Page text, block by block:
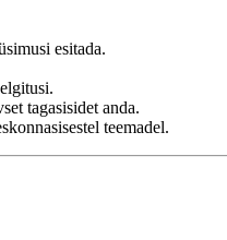
esitada.
tagasisidet anda.
teemadel.